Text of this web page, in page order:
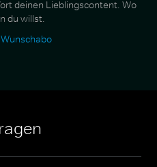
deinen Lieblingscontent. Wo
du willst.